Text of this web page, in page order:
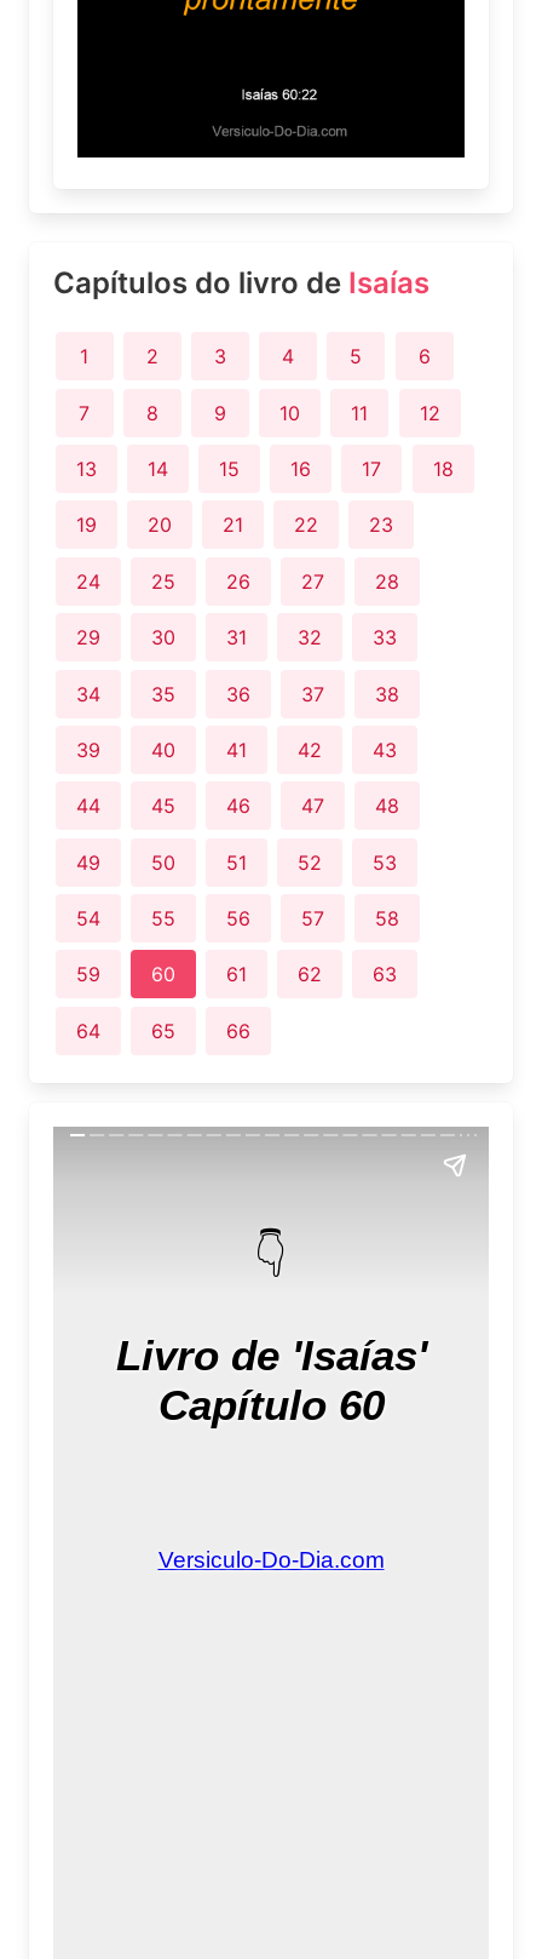
Capítulos do livro de Isaías
1 2 3 4 5 6
7 8 9 10 11 12
13 14 15 16 17 18
19 20 21 22 23
24 25 26 27 28
29 30 31 32 33
34 35 36 37 38
39 40 41 42 43
44 45 46 47 48
49 50 51 52 53
54 55 56 57 58
59 60 61 62 63
64 65 66